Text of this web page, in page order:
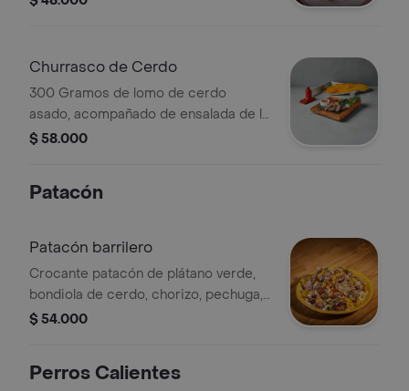
Churrasco de Cerdo
300 Gramos de lomo de cerdo
asado, acompañado de ensalada de la
casa, papas a la francesa, chimichurri
$ 58.000
Patacón
Patacón barrilero
Crocante patacón de plátano verde,
bondiola de cerdo, chorizo, pechuga,
lechuga, papa ripio, queso criollo,
$ 54.000
Perros Calientes